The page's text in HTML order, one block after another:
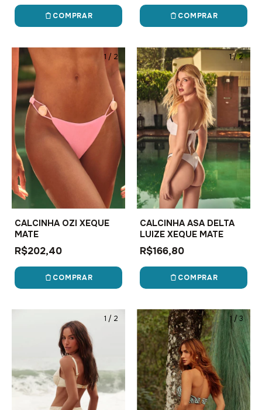
COMPRAR COMPRAR
1 / 2
CALCINHA OZI XEQUE
MATE
R$202,40
COMPRAR
1/2
CALCINHA ASA DELTA
LUIZE XEQUE MATE
R$166,80
COMPRAR
1 / 2 1/3